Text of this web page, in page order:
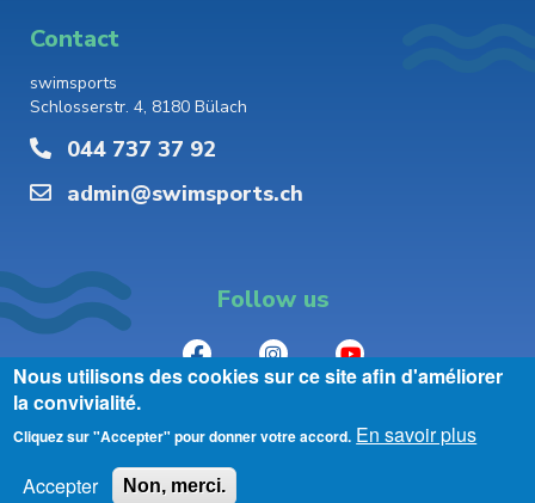
Contact
swimsports
Schlosserstr. 4, 8180 Bülach
044 737 37 92
admin@swimsports.ch
Follow us
2026 ©swimsports.ch
Nous utilisons des cookies sur ce site afin d'améliorer
la convivialité.
Cliquez sur "Accepter" pour donner votre accord. En savoir plus
Accepter
Non, merci.